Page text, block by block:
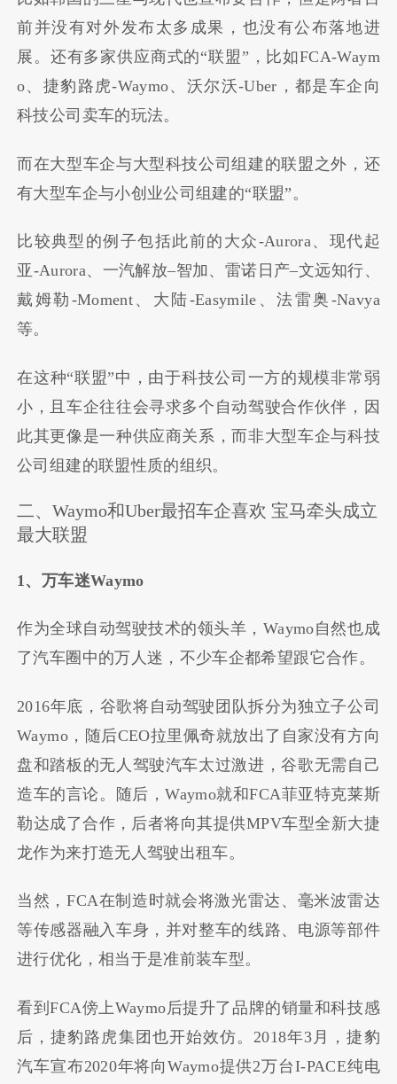
前并没有对外发布太多成果，也没有公布落地进
展。还有多家供应商式的“联盟” ，比如FCA-Waym
o、捷豹路虎-Waymo、沃尔沃-Uber ，都是车企向
科技公司卖车的玩法。
而在大型车企与大型科技公司组建的联盟之外，还
有大型车企与小创业公司组建的“联盟” 。
比较典型的例子包括此前的大众-Aurora、现代起
亚-Aurora、一汽解放–智加、雷诺日产–文远知行、
戴姆勒 -Moment 、大陆-Easymile 、法雷奥 -Navya
等。
在这种“联盟”中，由于科技公司一方的规模非常弱
小，且车企往往会寻求多个自动驾驶合作伙伴，因
此其更像是一种供应商关系，而非大型车企与科技
公司组建的联盟性质的组织。
二、Waymo和Uber最招车企喜欢 宝马牵头成立
最大联盟
1 、万车迷Waymo
作为全球自动驾驶技术的领头羊， Waymo自然也成
了汽车圈中的万人迷，不少车企都希望跟它合作。
2016年底，谷歌将自动驾驶团队拆分为独立子公司
Waymo，随后CEO拉里佩奇就放出了自家没有方向
盘和踏板的无人驾驶汽车太过激进，谷歌无需自己
造车的言论。随后，Waymo就和FCA菲亚特克莱斯
勒达成了合作，后者将向其提供MPV车型全新大捷
龙作为来打造无人驾驶出租车。
当然，FCA在制造时就会将激光雷达、毫米波雷达
等传感器融入车身，并对整车的线路、电源等部件
进行优化，相当于是准前装车型。
看到FCA傍上Waymo后提升了品牌的销量和科技感
后，捷豹路虎集团也开始效仿。 2018年3 月，捷豹
汽车宣布2020年将向Waymo提供2万台I-PACE纯电